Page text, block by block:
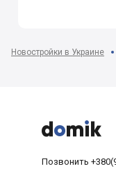
Новостройки в Украине



Позвонить